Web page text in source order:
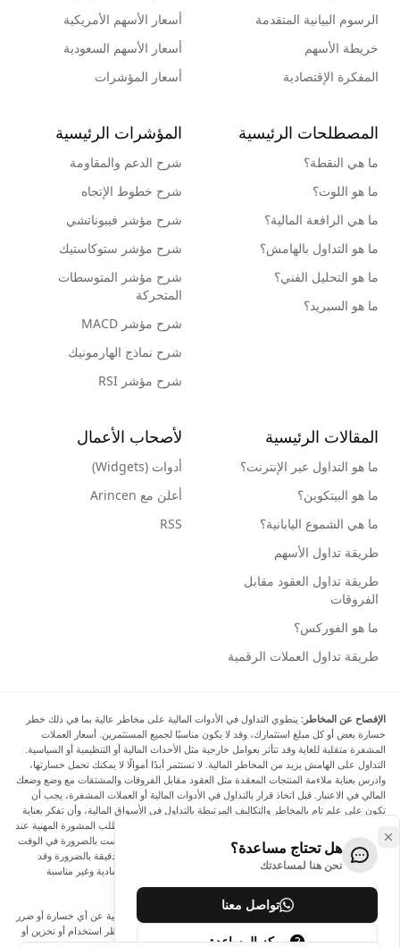
الرسوم البيانية المتقدمة
خريطة الأسهم
المفكرة الإقتصادية
أسعار الأسهم الأمريكية
أسعار الأسهم السعودية
أسعار المؤشرات
المصطلحات الرئيسية
ما هي النقطة؟
ما هو اللوت؟
ما هي الرافعة المالية؟
ما هو التداول بالهامش؟
ما هو التحليل الفني؟
ما هو السبريد؟
المؤشرات الرئيسية
شرح الدعم والمقاومة
شرح خطوط الإتجاه
شرح مؤشر فيبوناتشي
شرح مؤشر ستوكاستيك
شرح مؤشر المتوسطات
المتحركة
شرح مؤشر MACD
شرح نماذج الهارمونيك
شرح مؤشر RSI
المقالات الرئيسية
ما هو التداول عبر الإنترنت؟
ما هو البيتكوين؟
ما هي الشموع اليابانية؟
طريقة تداول الأسهم
طريقة تداول العقود مقابل
الفروقات
ما هو الفوركس؟
طريقة تداول العملات الرقمية
لأصحاب الأعمال
أدوات (Widgets)
أعلن مع Arincen
RSS
الإفصاح عن المخاطر: ينطوي التداول في الأدوات المالية على مخاطر عالية بما في ذلك خطر
خسارة بعض أو كل مبلغ استثمارك، وقد لا يكون مناسبًا لجميع المستثمرين. أسعار العملات
المشفرة متقلبة للغاية وقد تتأثر بعوامل خارجية مثل الأحداث المالية أو التنظيمية أو السياسية.
التداول على الهامش يزيد من المخاطر المالية. لا تستثمر أبدًا أموالًا لا يمكنك تحمل خسارتها،
وادرس بعناية ملاءمة المنتجات المعقدة مثل العقود مقابل الفروقات والمشتقات مع وضع وضعك
المالي في الاعتبار. قبل اتخاذ قرار بالتداول في الأدوات المالية أو العملات المشفرة، يجب أن
تكون على علم تام بالمخاطر والتكاليف المرتبطة بالتداول في الأسواق المالية، وأن تفكر بعناية
في أهدافك الاستثمارية ومستوى خبرتك ورغبتك في المخاطرة، وأن تطلب المشورة المهنية عند
الحاجة. تود Arincen أن تذكرك بأن البيانات الواردة في هذا الموقع ليست بالضرورة في الوقت
الفعلي وليست دقيقة. البيانات والأسعار الموجودة على الموقع ليست دقيقة بالضرورة وقد
تختلف عن السعر الفعلي في أي سوق معينة، مما يعني أن الأسعار إرشادية وغير مناسبة
لأغراض التداول.
لن يتحمل Arincen وأي مزود للبيانات الواردة في هذا الموقع المسؤولية عن أي خسارة أو ضرر
نتيجة لتداولك، أو اعتمادك على المعلومات الواردة في هذا الموقع. يحظر استخدام أو تخزين أو
هل تحتاج مساعدة؟
نحن هنا لمساعدتك
تواصل معنا
مركز المساعدة